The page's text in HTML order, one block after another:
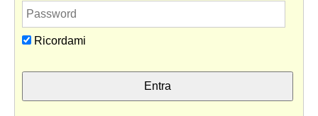
Ricordami